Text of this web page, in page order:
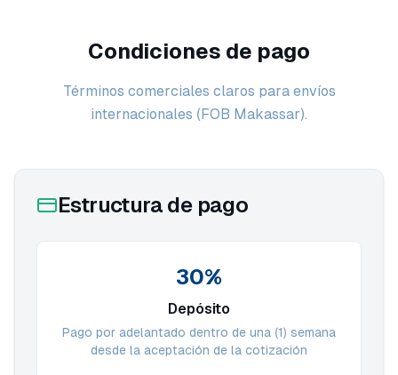
Condiciones de pago
Términos comerciales claros para envíos
internacionales (FOB Makassar).
Estructura de pago
30%
Depósito
Pago por adelantado dentro de una (1) semana
desde la aceptación de la cotización